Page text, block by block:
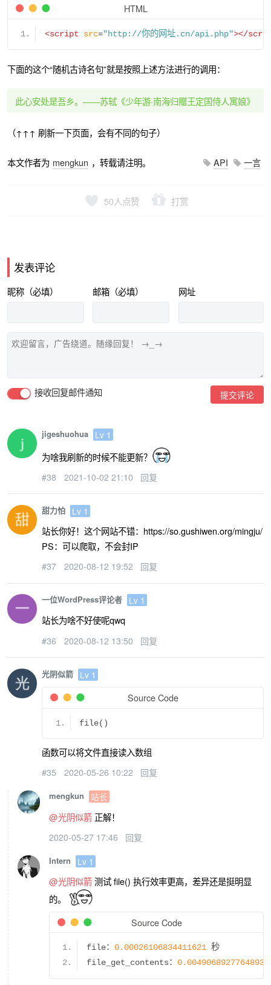
HTML
<script src="http://你的网址.cn/api.php"></
下面的这个“随机古诗名句”就是按照上述方法进行的调用：
此心安处是吾乡。——苏轼《少年游·南海归赠王定国侍人寓娘》
（↑↑↑ 刷新一下页面，会有不同的句子）
本文作者为 mengkun ，转载请注明。 API 一言
50人点赞 打赏
发表评论
昵称（必填） 邮箱（必填） 网址
接收回复邮件通知 提交评论
jigeshuohua Lv 1
为啥我刷新的时候不能更新？
#38 2021-10-02 21:10 回复
甜力怕 Lv 1
站长你好！这个网站不错：https://so.gushiwen.org/mingju/
PS：可以爬取，不会封IP
#37 2020-08-12 19:52 回复
一位WordPress评论者 Lv 1
站长为啥不好使呢qwq
#36 2020-08-12 13:50 回复
光阴似箭 Lv 1
Source Code
file()
函数可以将文件直接读入数组
#35 2020-05-26 10:22 回复
mengkun 站长
@光阴似箭 正解！
2020-05-27 17:46 回复
Intern Lv 1
@光阴似箭 测试 file() 执行效率更高，差异还是挺明显
的。
Source Code
file： 0.00026106834411621 秒
file_get_contents： 0.0049068927764893